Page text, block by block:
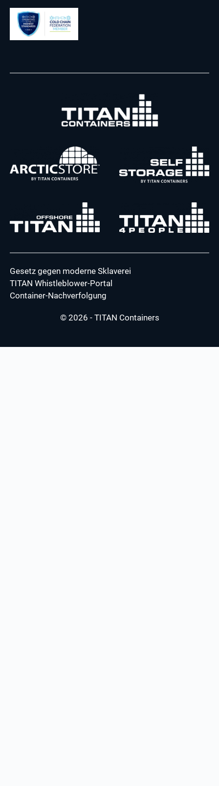
Gesetz gegen moderne Sklaverei
TITAN Whistleblower-Portal
Container-Nachverfolgung
© 2026 - TITAN Containers